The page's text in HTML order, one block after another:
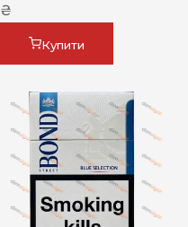
₴
Купити